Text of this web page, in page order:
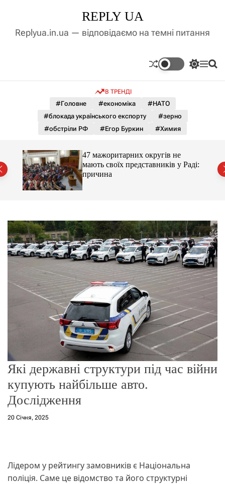
д
у
REPLY UA
Replyua.in.ua — відповідаємо на темні питання
П
к
а
о
л
ь
г
о
р
е
ж
и
м
у
М П
В ТРЕНДІ
#Головне #економіка
#НАТО
#блокада українського експорту
#зерно
#обстріли РФ
#Егор Буркин #Химия
47 мажоритарних округів не
мають своїх представників у Раді:
причина
Які державні структури під час війни
купують найбільше авто.
Дослідження
20 Січня, 2025
Лідером у рейтингу замовників є Національна
поліція. Саме це відомство та його структурні